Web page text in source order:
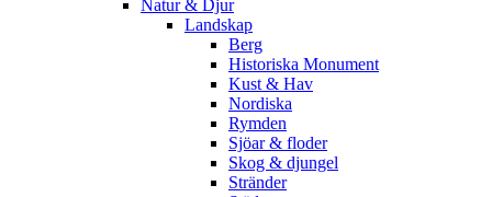
Natur & Djur
Landskap
Berg
Historiska Monument
Kust & Hav
Nordiska
Rymden
Sjöar & floder
Skog & djungel
Stränder